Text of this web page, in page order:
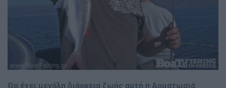
Θα έχει µεγάλη διάρκεια ζωής αυτή η Αρματωσιά